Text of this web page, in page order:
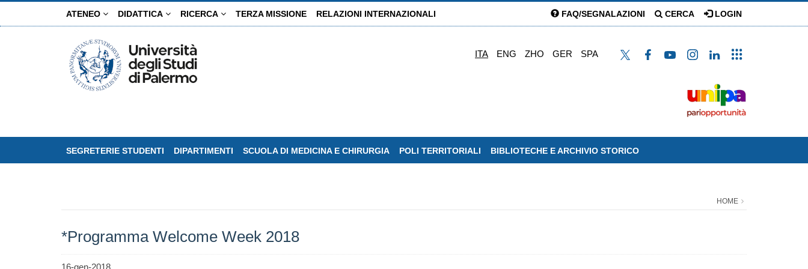
ATENEO DIDATTICA RICERCA TERZA MISSIONE RELAZIONI INTERNAZIONALI FAQ/SEGNALAZIONI CERCA LOGIN
ITA ENG ZHO GER SPA
SEGRETERIE STUDENTI DIPARTIMENTI SCUOLA DI MEDICINA E CHIRURGIA POLI TERRITORIALI BIBLIOTECHE E ARCHIVIO STORICO
HOME
*Programma Welcome Week 2018
16-gen-2018